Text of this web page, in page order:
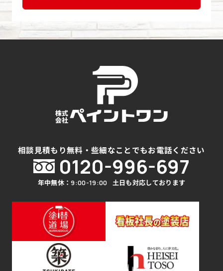
相談見積もり無料・些細なことでもお電話ください
0120-996-697
年中無休：9:00-19:00 土日も対応しております